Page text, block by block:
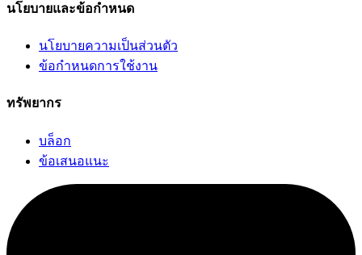
นโยบายและข้อกำหนด
นโยบายความเป็นส่วนตัว
ข้อกำหนดการใช้งาน
ทรัพยากร
บล็อก
ข้อเสนอแนะ